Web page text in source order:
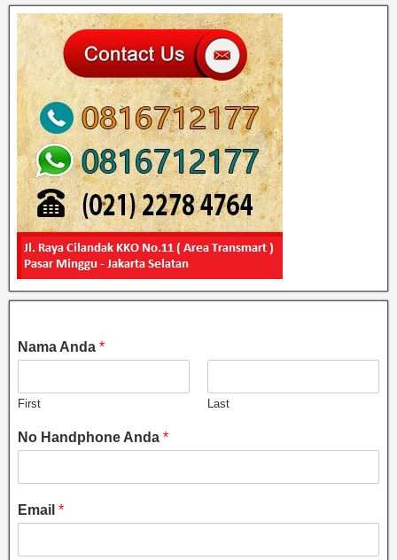
Nama Anda *
First Last
No Handphone Anda *
Email *